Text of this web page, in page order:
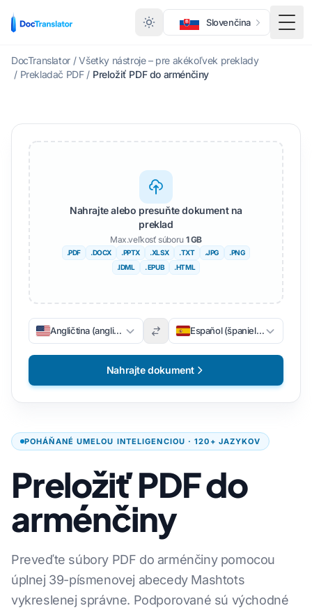
Slovenčina
DocTranslator / Všetky nástroje – pre akékoľvek preklady
/ Prekladač PDF / Preložiť PDF do arménčiny
POHÁŇANÉ UMELOU INTELIGENCIOU · 120+ JAZYKOV
Preložiť PDF do
arménčiny
Preveďte súbory PDF do arménčiny pomocou
úplnej 39-písmenovej abecedy Mashtots
vykreslenej správne. Podporované sú východné
Nahrajte alebo presuňte dokument na
preklad
Max.veľkosť súboru 1 GB
.PDF .DOCX .PPTX .XLSX .TXT .JPG
.PNG
.IDML
. EPUB .HTML
Angličtina (angličtina) Español (španielsky)
Nahrajte dokument